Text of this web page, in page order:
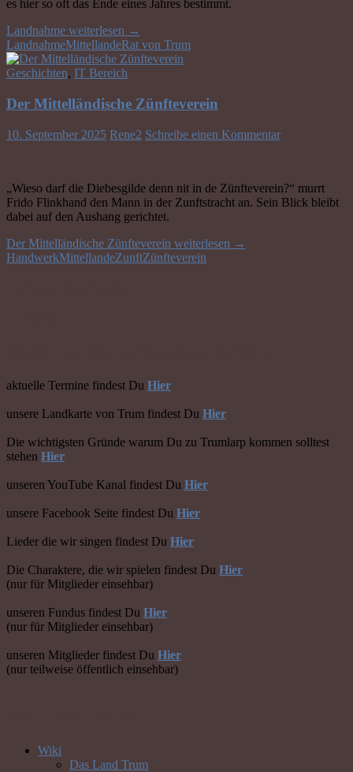
es hier so oft das Ende eines Jahres bestimmt.
Landnahme weiterlesen →
LandnahmeMittellandeRat von Trum
Geschichten, IT Bereich
Der Mittelländische Zünfteverein
10. September 2025 Rene2 Schreibe einen Kommentar
„Wieso darf die Diebesgilde denn nit in de Zünfteverein?“ murrt
Frido Flinkhand den Mann in der Zunftstracht an. Sein Blick bleibt
dabei auf den Aushang gerichtet.
Der Mittelländische Zünfteverein weiterlesen →
HandwerkMittellandeZunftZünfteverein
aktuelle Termine findest Du Hier
unsere Landkarte von Trum findest Du Hier
Die wichtigsten Gründe warum Du zu Trumlarp kommen solltest
stehen Hier
unseren YouTube Kanal findest Du Hier
unsere Facebook Seite findest Du Hier
Lieder die wir singen findest Du Hier
Die Charaktere, die wir spielen findest Du Hier
(nur für Mitglieder einsehbar)
unseren Fundus findest Du Hier
(nur für Mitglieder einsehbar)
unseren Mitglieder findest Du Hier
(nur teilweise öffentlich einsehbar)
Wiki
Das Land Trum